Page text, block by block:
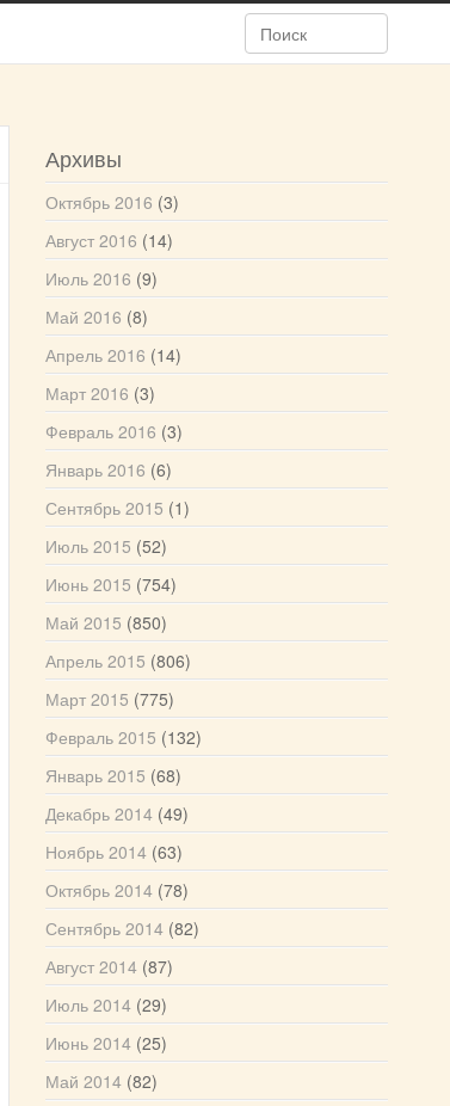
Архивы
Октябрь 2016 (3)
Август 2016 (14)
Июль 2016 (9)
Май 2016 (8)
Апрель 2016 (14)
Март 2016 (3)
Февраль 2016 (3)
Январь 2016 (6)
Сентябрь 2015 (1)
Июль 2015 (52)
Июнь 2015 (754)
Май 2015 (850)
Апрель 2015 (806)
Март 2015 (775)
Февраль 2015 (132)
Январь 2015 (68)
Декабрь 2014(49)
Ноябрь 2014(63)
Октябрь 2014(78)
Сентябрь 2014(82)
Август 2014(87)
Июль 2014(29)
Июнь 2014(25)
Май 2014(82)